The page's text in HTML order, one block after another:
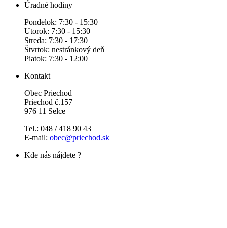
Úradné hodiny
Pondelok: 7:30 - 15:30
Utorok: 7:30 - 15:30
Streda: 7:30 - 17:30
Štvrtok: nestránkový deň
Piatok: 7:30 - 12:00
Kontakt
Obec Priechod
Priechod č.157
976 11 Selce
Tel.: 048 / 418 90 43
E-mail: obec@priechod.sk
Kde nás nájdete ?